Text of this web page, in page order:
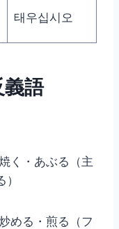
태우십시오
義語
く・あぶる（主
める・煎る（フ